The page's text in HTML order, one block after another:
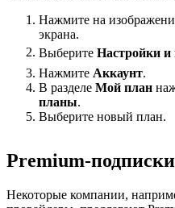
Нажмите на
экрана.
Выберите Настройки и
Нажмите Аккаунт.
В разделе Мой план
планы.
Выберите новый план.
Premium-
Некоторые компании,